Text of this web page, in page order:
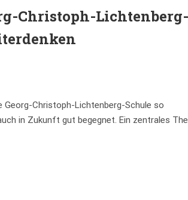
Christoph-Lichtenberg-
Georg-Christoph-Lichtenberg-Schule so
in Zukunft gut begegnet. Ein zentrales